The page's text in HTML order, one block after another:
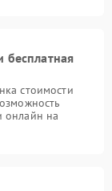
бесплатная
стоимости
онлайн на